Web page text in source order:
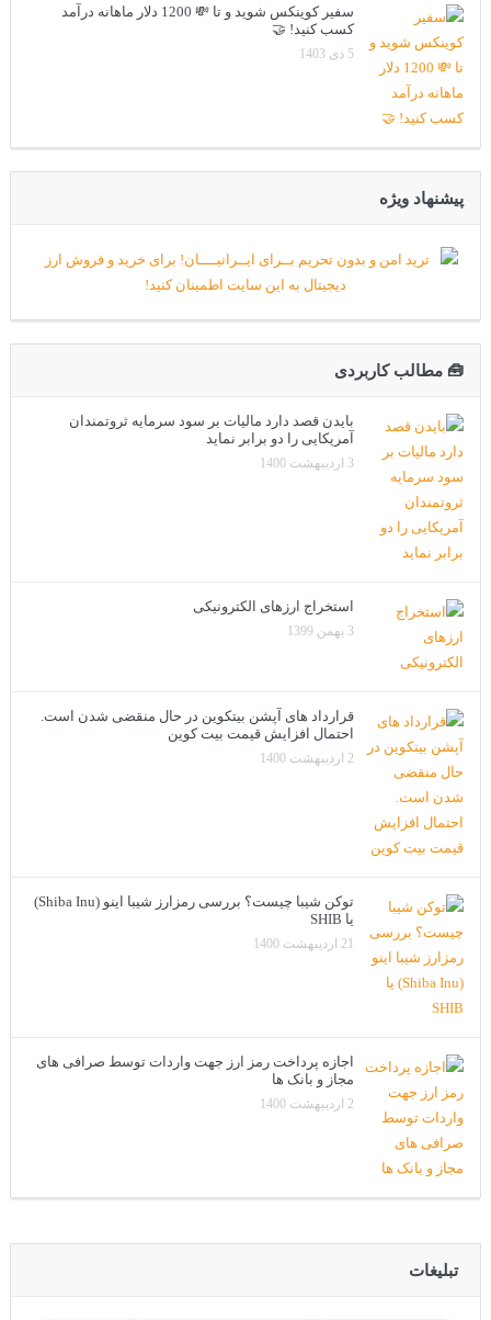
سفیر کوینکس شوید و تا 💸 1200 دلار ماهانه درآمد
کسب کنید! 🤝
5 دی 1403
پیشنهاد ویژه
🧰 مطالب کاربردی
بایدن قصد دارد مالیات بر سود سرمایه ثروتمندان
آمریکایی را دو برابر نماید
3 اردیبهشت 1400
استخراج ارزهای الکترونیکی
3 بهمن 1399
قرارداد های آپشن بیتکوین در حال منقضی شدن است.
احتمال افزایش قیمت بیت کوین
2 اردیبهشت 1400
توکن شیبا چیست؟ بررسی رمزارز شیبا اینو (Shiba Inu)
یا SHIB
21 اردیبهشت 1400
اجازه پرداخت رمز ارز جهت واردات توسط صرافی های
مجاز و بانک ها
2 اردیبهشت 1400
تبلیغات